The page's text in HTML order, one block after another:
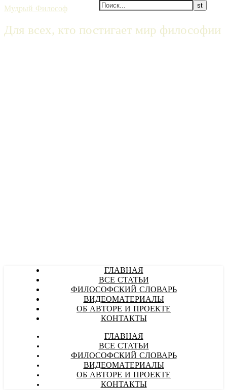
Мудрый Философ
Для всех, кто постигает мир философии
ГЛАВНАЯ
ВСЕ СТАТЬИ
ФИЛОСОФСКИЙ СЛОВАРЬ
ВИДЕОМАТЕРИАЛЫ
ОБ АВТОРЕ И ПРОЕКТЕ
КОНТАКТЫ
ГЛАВНАЯ
ВСЕ СТАТЬИ
ФИЛОСОФСКИЙ СЛОВАРЬ
ВИДЕОМАТЕРИАЛЫ
ОБ АВТОРЕ И ПРОЕКТЕ
КОНТАКТЫ